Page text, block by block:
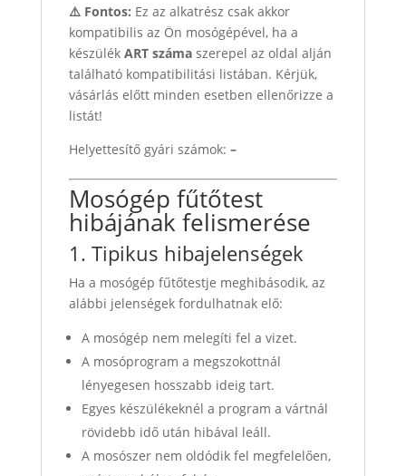
⚠️ Fontos: Ez az alkatrész csak akkor
kompatibilis az Ön mosógépével, ha a
készülék ART számaszerepel az oldal alján
található kompatibilitási listában. Kérjük,
vásárlás előtt minden esetben ellenőrizze a
listát!
Helyettesítő gyári számok: –
Mosógép fűtőtest
hibájának felismerése
1. Tipikus hibajelenségek
Ha a mosógép fűtőtestje meghibásodik, az
alábbi jelenségek fordulhatnak elő:
A mosógép nem melegíti fel a vizet.
A mosóprogram a megszokottnál
lényegesen hosszabb ideig tart.
Egyes készülékeknél a program a vártnál
rövidebb idő után hibával leáll.
A mosószer nem oldódik fel megfelelően,